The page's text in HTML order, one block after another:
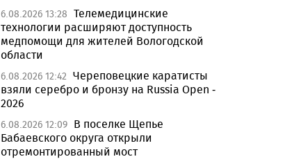
6.08.2026 13:28 Телемедицинские
технологии расширяют доступность
медпомощи для жителей Вологодской
области
6.08.2026 12:42 Череповецкие каратисты
взяли серебро и бронзу на Russia Open -
2026
6.08.2026 12:09 В поселке Щепье
Бабаевского округа открыли
отремонтированный мост